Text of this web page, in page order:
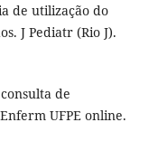
de utilização do
J Pediatr (Rio J).
de
UFPE online.